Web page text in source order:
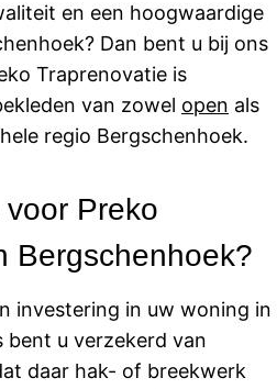
en een hoogwaardige
Dan bent u bij ons
Traprenovatie is
van zowel open als
regio Bergschenhoek.
Preko
Bergschenhoek?
investering in uw woning in
bent u verzekerd van
daar hak- of breekwerk